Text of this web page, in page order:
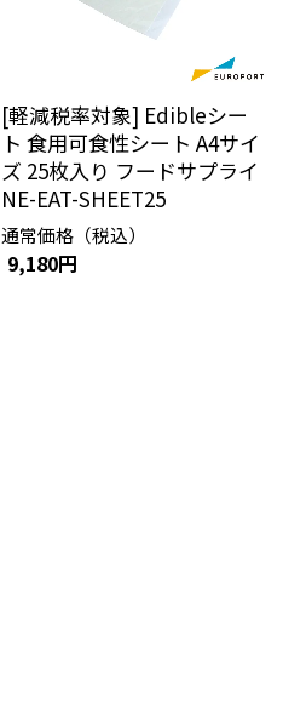
[軽減税率対象] Edibleシー
ト 食用可食性シート A4サイ
ズ 25枚入り フードサプライ
NE-EAT-SHEET25
通常価格（税込）
9,180円